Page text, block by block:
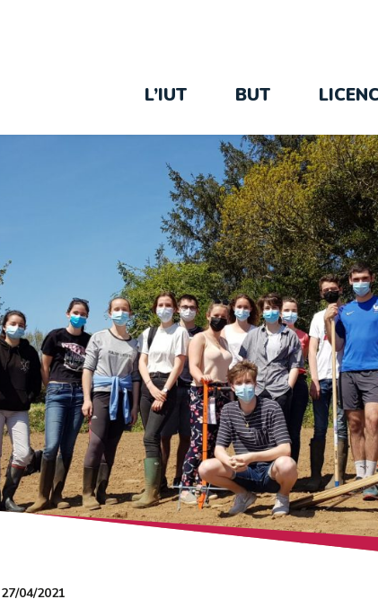
L’IUT BUT
27/04/2021